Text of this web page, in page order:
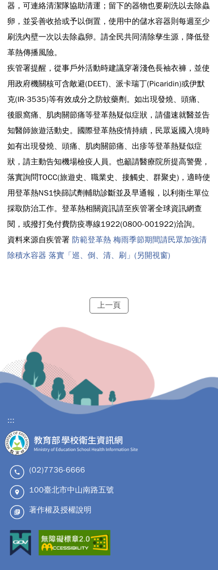
器，可連絡清潔隊協助清運；留下的器物也要刷洗以去除蟲
卵，並妥善收拾或予以倒置，使用中的儲水容器則每週至少
刷洗內壁一次以去除蟲卵。請全民共同清除孳生源，降低登
革熱傳播風險。
疾管署提醒，從事戶外活動時建議穿著淺色長袖衣褲，並使
用政府機關核可含敵避(DEET)、派卡瑞丁(Picaridin)或伊默
克(IR-3535)等有效成分之防蚊藥劑。如出現發燒、頭痛、
後眼窩痛、肌肉關節痛等登革熱疑似症狀，請儘速就醫並告
知醫師旅遊活動史。國際登革熱疫情持續，民眾返國入境時
如有出現發燒、頭痛、肌肉關節痛、出疹等登革熱疑似症
狀，請主動告知機場檢疫人員。也籲請醫療院所提高警覺，
落實詢問TOCC(旅遊史、職業史、接觸史、群聚史)，適時使
用登革熱NS1快篩試劑輔助診斷並及早通報，以利衛生單位
採取防治工作。登革熱相關資訊請至疾管署全球資訊網查
閱，或撥打免付費防疫專線1922(0800-001922)洽詢。
資料來源自疾管署 防範登革熱 梅雨季節期間請民眾加強清
除積水容器 落實「巡、倒、清、刷」(另開視窗)
上一頁
:::
(02)7736-6666
100臺北市中山南路五號
著作權及授權說明